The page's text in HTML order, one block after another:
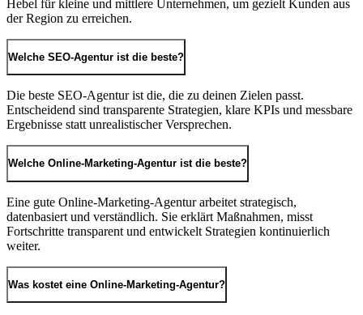
Hebel für kleine und mittlere Unternehmen, um gezielt Kunden aus
der Region zu erreichen.
Welche SEO-Agentur ist die beste?
Die beste SEO-Agentur ist die, die zu deinen Zielen passt.
Entscheidend sind transparente Strategien, klare KPIs und messbare
Ergebnisse statt unrealistischer Versprechen.
Welche Online-Marketing-Agentur ist die beste?
Eine gute Online-Marketing-Agentur arbeitet strategisch,
datenbasiert und verständlich. Sie erklärt Maßnahmen, misst
Fortschritte transparent und entwickelt Strategien kontinuierlich
weiter.
Was kostet eine Online-Marketing-Agentur?